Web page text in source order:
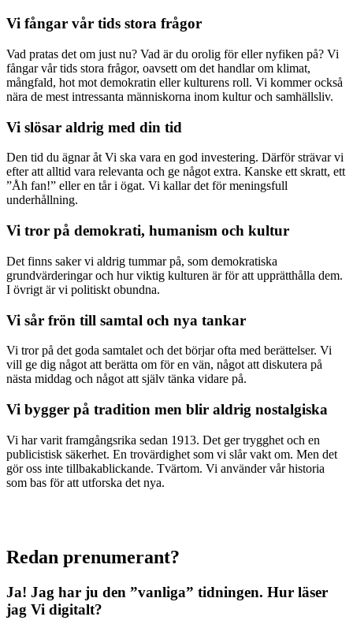
Vi fångar vår tids stora frågor
Vad pratas det om just nu? Vad är du orolig för eller nyfiken på? Vi
fångar vår tids stora frågor, oavsett om det handlar om klimat,
mångfald, hot mot demokratin eller kulturens roll. Vi kommer också
nära de mest intressanta människorna inom kultur och samhällsliv.
Vi slösar aldrig med din tid
Den tid du ägnar åt Vi ska vara en god investering. Därför strävar vi
efter att alltid vara relevanta och ge något extra. Kanske ett skratt, ett
”Åh fan!” eller en tår i ögat. Vi kallar det för meningsfull
underhållning.
Vi tror på demokrati, humanism och kultur
Det finns saker vi aldrig tummar på, som demokratiska
grundvärderingar och hur viktig kulturen är för att upprätthålla dem.
I övrigt är vi politiskt obundna.
Vi sår frön till samtal och nya tankar
Vi tror på det goda samtalet och det börjar ofta med berättelser. Vi
vill ge dig något att berätta om för en vän, något att diskutera på
nästa middag och något att själv tänka vidare på.
Vi bygger på tradition men blir aldrig nostalgiska
Vi har varit framgångsrika sedan 1913. Det ger trygghet och en
publicistisk säkerhet. En trovärdighet som vi slår vakt om. Men det
gör oss inte tillbakablickande. Tvärtom. Vi använder vår historia
som bas för att utforska det nya.
Redan prenumerant?
Ja! Jag har ju den ”vanliga” tidningen. Hur läser
jag Vi digitalt?